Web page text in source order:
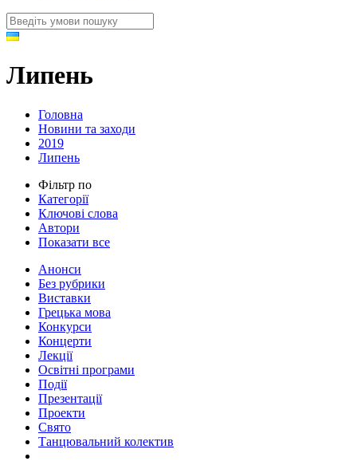
Липень
Головна
Новини та заходи
2019
Липень
Фільтр по
Категорії
Ключові слова
Автори
Показати все
Анонси
Без рубрики
Виставки
Грецька мова
Конкурси
Концерти
Лекції
Освітні програми
Події
Презентації
Проекти
Свято
Танцювальний колектив